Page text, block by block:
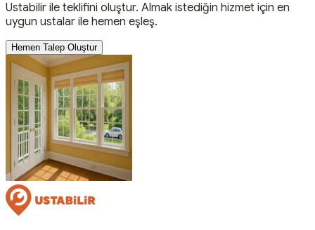
Ustabilir ile teklifini oluştur. Almak istediğin hizmet için en
uygun ustalar ile hemen eşleş.
Hemen Talep Oluştur